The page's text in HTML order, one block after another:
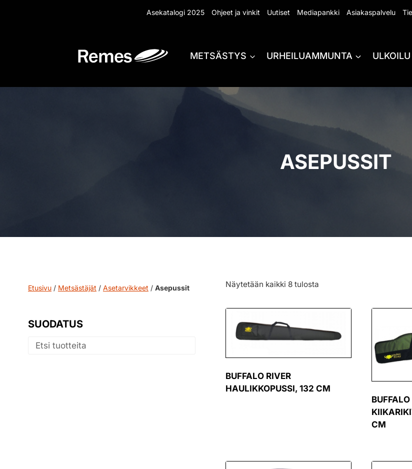
Asekatalogi 2025 Ohjeet ja vinkit Uutiset Mediapankki Asiakaspalvelu
METSÄSTYS URHEILUAMMUNTA ULKOILU
ASEPUSSIT
Näytetään kaikki 8 tulosta
BUFFALO RIVER
HAULIKKOPUSSI, 132 CM
BUFFALO
CM
Etusivu / Metsästäjät / Asetarvikkeet / Asepussit
SUODATUS